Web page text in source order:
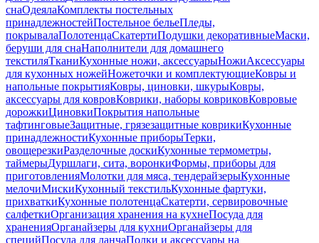
снаОдеялаКомплекты постельных
принадлежностейПостельное бельеПледы,
покрывалаПолотенцаСкатертиПодушки декоративныеМаски,
беруши для снаНаполнители для домашнего
текстиляТканиКухонные ножи, аксессуарыНожиАксессуары
для кухонных ножейНожеточки и комплектующиеКовры и
напольные покрытияКовры, циновки, шкурыКовры,
аксессуары для ковровКоврики, наборы ковриковКовровые
дорожкиЦиновкиПокрытия напольные
тафтинговыеЗащитные, грязезащитные коврикиКухонные
принадлежностиКухонные приборыТерки,
овощерезкиРазделочные доскиКухонные термометры,
таймерыДуршлаги, сита, воронкиФормы, приборы для
приготовленияМолотки для мяса, тендерайзерыКухонные
мелочиМискиКухонный текстильКухонные фартуки,
прихваткиКухонные полотенцаСкатерти, сервировочные
салфеткиОрганизация хранения на кухнеПосуда для
храненияОрганайзеры для кухниОрганайзеры для
специйПосуда для ланчаПолки и аксессуары на